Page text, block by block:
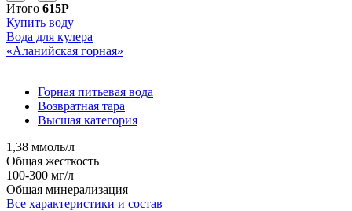
Итого 615Р
Купить воду
Вода для кулера
«Аланийская горная»
Горная питьевая вода
Возвратная тара
Высшая категория
1,38 ммоль/л
Общая жесткость
100-300 мг/л
Общая минерализация
Все характеристики и состав